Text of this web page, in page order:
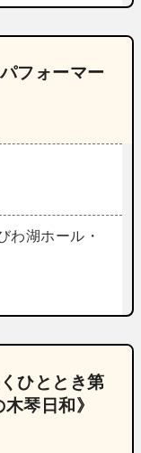
フォーマー
わ湖ホール・
ひととき第
琴日和》